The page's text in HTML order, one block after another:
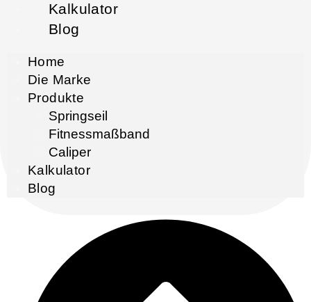
Kalkulator
Blog
Home
Die Marke
Produkte
Springseil
Fitnessmaßband
Caliper
Kalkulator
Blog